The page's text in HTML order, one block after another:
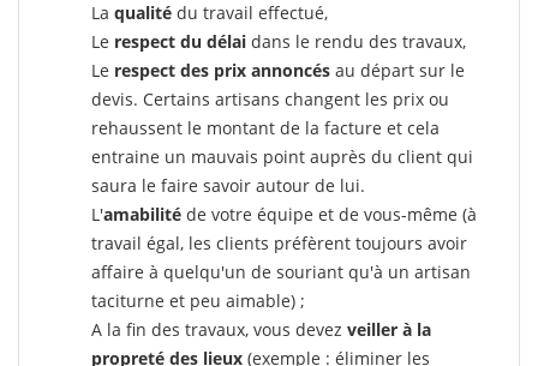
La qualité du travail effectué,
Le respect du délai dans le rendu des travaux,
Le respect des prix annoncés au départ sur le
devis. Certains artisans changent les prix ou
rehaussent le montant de la facture et cela
entraine un mauvais point auprès du client qui
saura le faire savoir autour de lui.
L'amabilité de votre équipe et de vous-même (à
travail égal, les clients préfèrent toujours avoir
affaire à quelqu'un de souriant qu'à un artisan
taciturne et peu aimable) ;
A la fin des travaux, vous devez veiller à la
propreté des lieux (exemple : éliminer les